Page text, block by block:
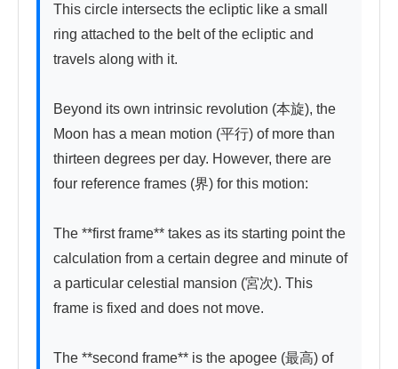
This circle intersects the ecliptic like a small
ring attached to the belt of the ecliptic and
travels along with it.
Beyond its own intrinsic revolution (本旋), the
Moon has a mean motion (平行) of more than
thirteen degrees per day. However, there are
four reference frames (界) for this motion:
The **first frame** takes as its starting point the
calculation from a certain degree and minute of
a particular celestial mansion (宮次). This
frame is fixed and does not move.
The **second frame** is the apogee (最高) of